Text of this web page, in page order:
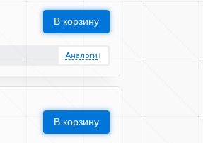
В корзину
Аналоги↓
В корзину